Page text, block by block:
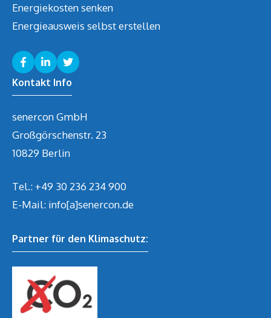
Energiekosten senken
Energieausweis selbst erstellen
Kontakt Info
senercon GmbH
Großgörschenstr. 23
10829 Berlin
Tel.: +49 30 236 234 900
E-Mail: info[a]senercon.de
Partner für den Klimaschutz: